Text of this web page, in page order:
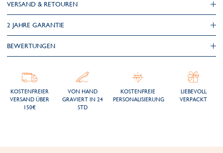
VERSAND & RETOUREN
2 JAHRE GARANTIE
BEWERTUNGEN
KOSTENFREIER
VERSAND ÜBER
150€
VON HAND
GRAVIERT IN 24
STD
KOSTENFREIE
PERSONALISIERUNG
LIEBEVOLL
VERPACKT